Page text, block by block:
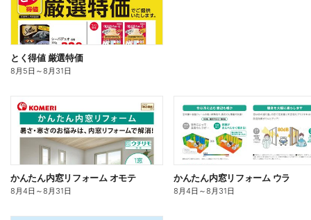
とく得値 厳選特価
8月5日 ～8月31日
かんたん内窓リフォーム オモテ
8月4日 ～8月31日
かんたん内窓リフォーム ウラ
8月4日 ～8月31日